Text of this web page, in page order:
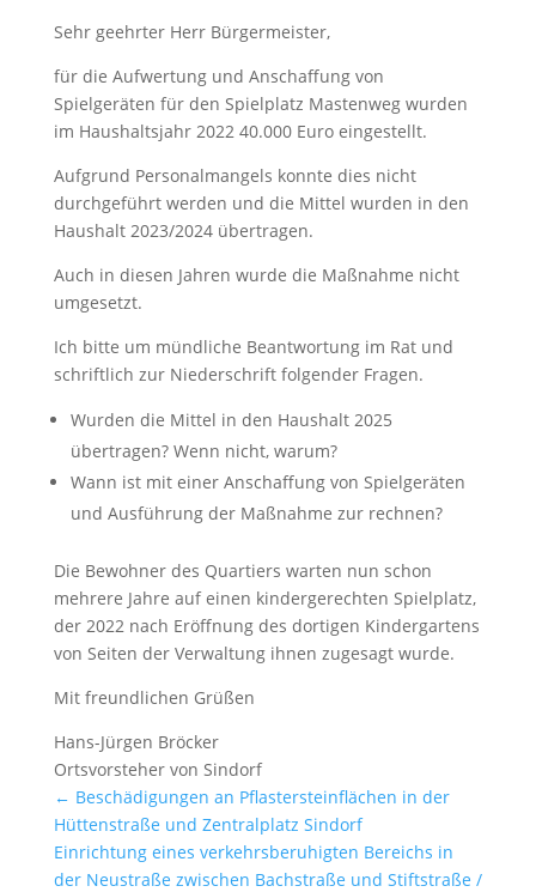
Sehr geehrter Herr Bürgermeister,
für die Aufwertung und Anschaffung von
Spielgeräten für den Spielplatz Mastenweg wurden
im Haushaltsjahr 2022 40.000 Euro eingestellt.
Aufgrund Personalmangels konnte dies nicht
durchgeführt werden und die Mittel wurden in den
Haushalt 2023/2024 übertragen.
Auch in diesen Jahren wurde die Maßnahme nicht
umgesetzt.
Ich bitte um mündliche Beantwortung im Rat und
schriftlich zur Niederschrift folgender Fragen.
Wurden die Mittel in den Haushalt 2025
übertragen? Wenn nicht, warum?
Wann ist mit einer Anschaffung von Spielgeräten
und Ausführung der Maßnahme zur rechnen?
Die Bewohner des Quartiers warten nun schon
mehrere Jahre auf einen kindergerechten Spielplatz,
der 2022 nach Eröffnung des dortigen Kindergartens
von Seiten der Verwaltung ihnen zugesagt wurde.
Mit freundlichen Grüßen
Hans-Jürgen Bröcker
Ortsvorsteher von Sindorf
← Beschädigungen an Pflastersteinflächen in der
Hüttenstraße und Zentralplatz Sindorf
Einrichtung eines verkehrsberuhigten Bereichs in
der Neustraße zwischen Bachstraße und Stiftstraße /